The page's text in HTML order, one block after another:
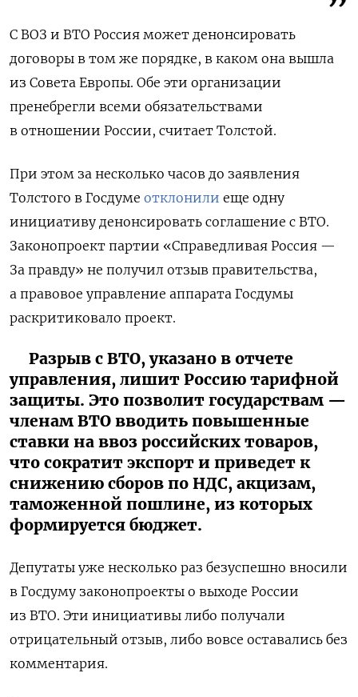
С ВОЗ и ВТО Россия может денонсировать
договоры в том же порядке, в каком она вышла
из Совета Европы. Обе эти организации
пренебрегли всеми обязательствами
в отношении России, считает Толстой.
При этом за несколько часов до заявления
Толстого в Госдуме отклонили еще одну
инициативу денонсировать соглашение с ВТО.
Законопроект партии «Справедливая Россия —
За правду» не получил отзыв правительства,
а правовое управление аппарата Госдумы
раскритиковало проект.
Разрыв с ВТО, указано в отчете
управления, лишит Россию тарифной
защиты. Это позволит государствам —
членам ВТО вводить повышенные
ставки на ввоз российских товаров,
что сократит экспорт и приведет к
снижению сборов по НДС, акцизам,
таможенной пошлине, из которых
формируется бюджет.
Депутаты уже несколько раз безуспешно вносили
в Госдуму законопроекты о выходе России
из ВТО. Эти инициативы либо получали
отрицательный отзыв, либо вовсе оставались без
комментария.